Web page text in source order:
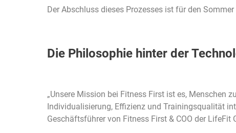
Der Abschluss dieses Prozesses ist für den
Die Philosophie hinter der
„Unsere Mission bei Fitness First ist es, Menschen
Individualisierung, Effizienz und Trainingsqualität
Geschäftsführer von Fitness First & COO der LifeFit